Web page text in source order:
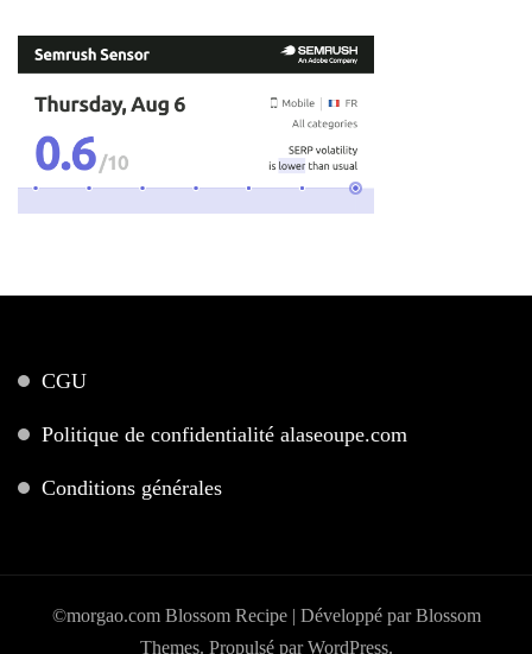
CGU
Politique de confidentialité alaseoupe.com
Conditions générales
©morgao.comBlossom Recipe | Développé parBlossom
Themes. Propulsé parWordPress.